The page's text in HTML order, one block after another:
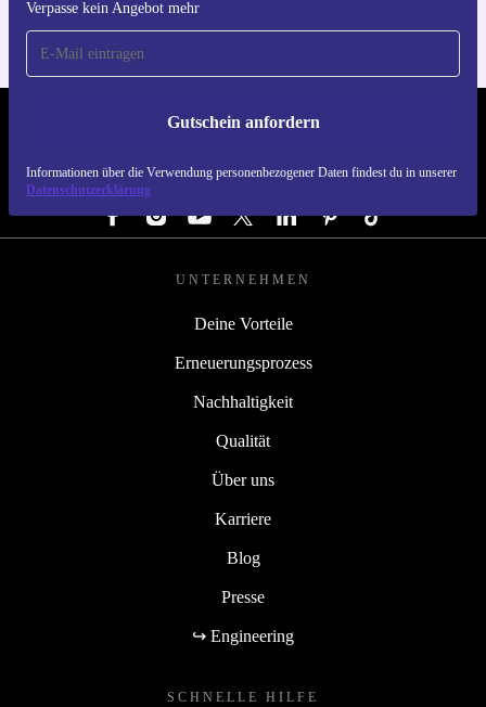
Verpasse kein Angebot mehr
Gutschein anfordern
Informationen über die Verwendung personenbezogener Daten findest du in unserer
Datenschutzerklärung
REFURBED ÖSTERREICH - RETHINK NEW.
FOLGE UNS
UNTERNEHMEN
Deine Vorteile
Erneuerungsprozess
Nachhaltigkeit
Qualität
Über uns
Karriere
Blog
Presse
↪ Engineering
SCHNELLE HILFE